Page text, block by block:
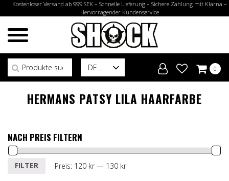
Kostenloser Versand ab 999 SEK – Schnelle Lieferung – Sichere Zahlung mit Klarna –
Hervorragender Kundenservice
DE
Suchen nach:
0
HERMANS PATSY LILA HAARFARBE
NACH PREIS FILTERN
Min.
Max.
FILTER Preis: 120 kr— 130 kr